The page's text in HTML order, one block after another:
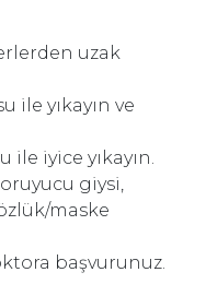
uzak
ile yıkayın ve
iyice yıkayın.
giysi,
maske
başvurunuz.